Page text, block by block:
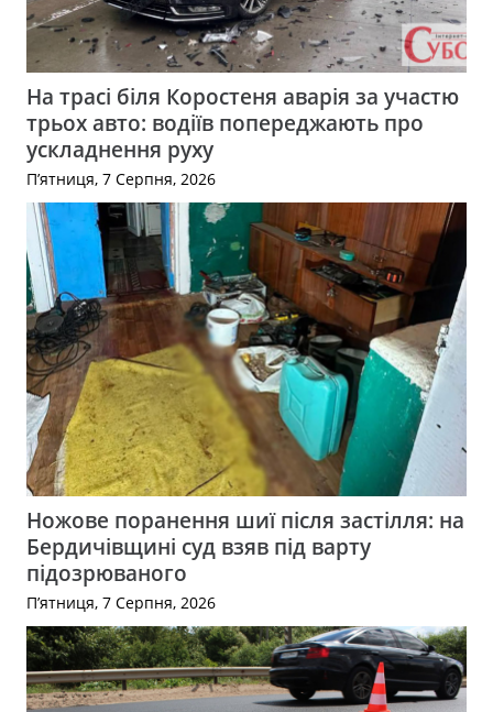
На трасі біля Коростеня аварія за участю
трьох авто: водіїв попереджають про
ускладнення руху
П’ятниця, 7 Серпня, 2026
Ножове поранення шиї після застілля: на
Бердичівщині суд взяв під варту
підозрюваного
П’ятниця, 7 Серпня, 2026